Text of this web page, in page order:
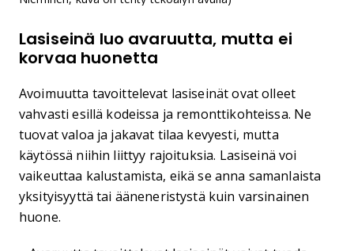
Lasiseinä luo avaruutta, mutta ei
korvaa huonetta
Avoimuutta tavoittelevat lasiseinät ovat olleet
vahvasti esillä kodeissa ja remonttikohteissa. Ne
tuovat valoa ja jakavat tilaa kevyesti, mutta
käytössä niihin liittyy rajoituksia. Lasiseinä voi
vaikeuttaa kalustamista, eikä se anna samanlaista
yksityisyyttä tai ääneneristystä kuin varsinainen
huone.